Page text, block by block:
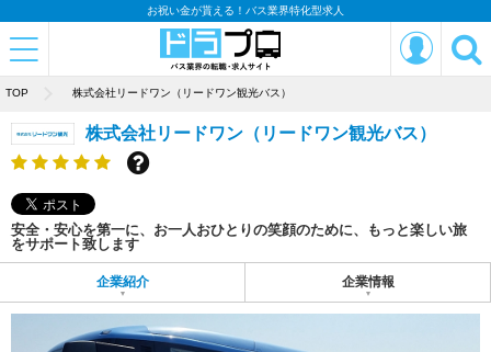
お祝い金が貰える！バス業界特化型求人
TOP 株式会社リードワン（リードワン観光バス）
株式会社リードワン（リードワン観光バス）
安全・安心を第一に、お一人おひとりの笑顔のために、もっと楽しい旅
をサポート致します
企業紹介 企業情報